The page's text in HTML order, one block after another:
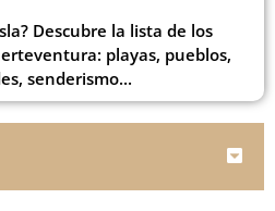
Descubre la lista de los
playas, pueblos,
senderismo...